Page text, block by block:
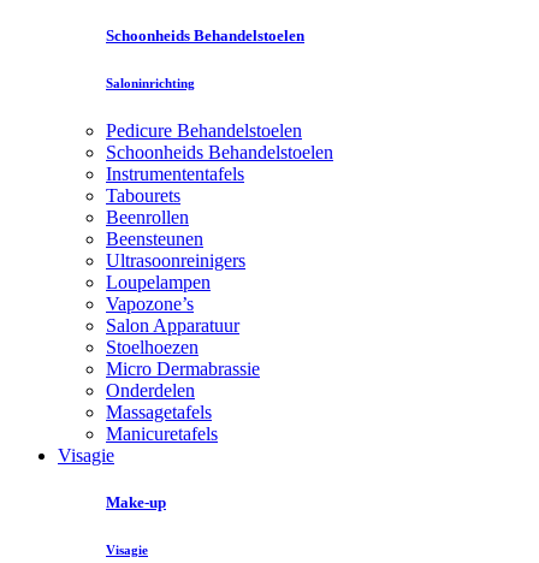
Schoonheids Behandelstoelen
Saloninrichting
Pedicure Behandelstoelen
Schoonheids Behandelstoelen
Instrumententafels
Tabourets
Beenrollen
Beensteunen
Ultrasoonreinigers
Loupelampen
Vapozone’s
Salon Apparatuur
Stoelhoezen
Micro Dermabrassie
Onderdelen
Massagetafels
Manicuretafels
Visagie
Make-up
Visagie